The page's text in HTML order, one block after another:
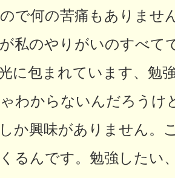
で何の苦痛もありませ
私のやりがいのすべて
に包まれています、勉
わからないんだろうけ
か興味がありません。
るんです。勉強した